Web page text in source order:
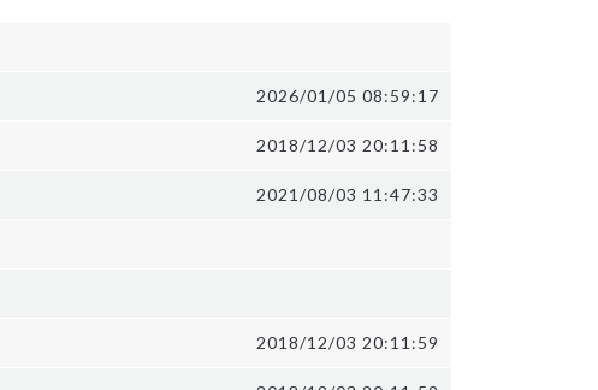
2026/01/05 08:59:17
2018/12/03 20:11:58
2021/08/03 11:47:33
2018/12/03 20:11:59